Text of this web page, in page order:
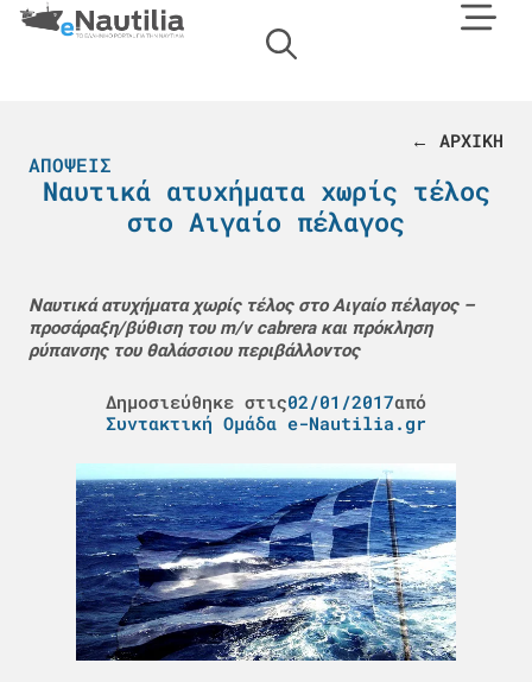
← ΑΡΧΙΚΗ
ΑΠΌΨΕΙΣ
Ναυτικά ατυχήματα χωρίς τέλος
στο Αιγαίο πέλαγος
Ναυτικά ατυχήματα χωρίς τέλος στο Αιγαίο πέλαγος –
προσάραξη/βύθιση του m/v cabrera και πρόκληση
ρύπανσης του θαλάσσιου περιβάλλοντος
Δημοσιεύθηκε στις02/01/2017από
Συντακτική Ομάδα e-Nautilia.gr